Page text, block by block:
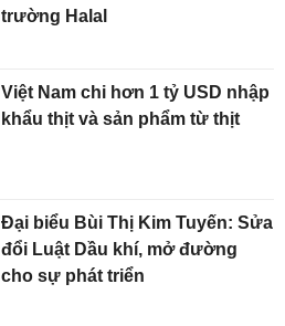
trường Halal
Việt Nam chi hơn 1 tỷ USD nhập
khẩu thịt và sản phẩm từ thịt
Đại biểu Bùi Thị Kim Tuyến: Sửa
đổi Luật Dầu khí, mở đường
cho sự phát triển